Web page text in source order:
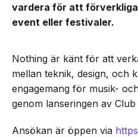
vardera för att förverkliga
event eller festivaler.
Nothing är känt för att
mellan teknik, design, och
engagemang för musik-
genom lanseringen av
Ansökan är öppen via